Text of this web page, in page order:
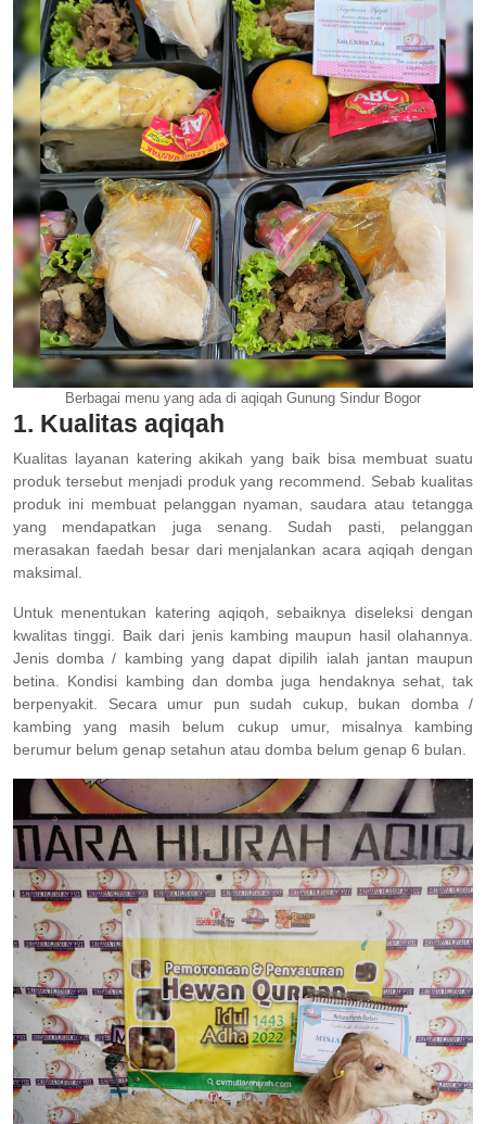
Berbagai menu yang ada di aqiqah Gunung Sindur Bogor
1. Kualitas aqiqah
Kualitas layanan katering akikah yang baik bisa membuat suatu
produk tersebut menjadi produk yang recommend. Sebab kualitas
produk ini membuat pelanggan nyaman, saudara atau tetangga
yang mendapatkan juga senang. Sudah pasti, pelanggan
merasakan faedah besar dari menjalankan acara aqiqah dengan
maksimal.
Untuk menentukan katering aqiqoh, sebaiknya diseleksi dengan
kwalitas tinggi. Baik dari jenis kambing maupun hasil olahannya.
Jenis domba / kambing yang dapat dipilih ialah jantan maupun
betina. Kondisi kambing dan domba juga hendaknya sehat, tak
berpenyakit. Secara umur pun sudah cukup, bukan domba /
kambing yang masih belum cukup umur, misalnya kambing
berumur belum genap setahun atau domba belum genap 6 bulan.